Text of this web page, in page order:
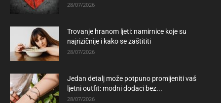
28/07/2026
Trovanje hranom ljeti: namirnice koje su
najrizičnije i kako se zaštititi
28/07/2026
Jedan detalj može potpuno promijeniti vaš
ljetni outfit: modni dodaci bez...
28/07/2026